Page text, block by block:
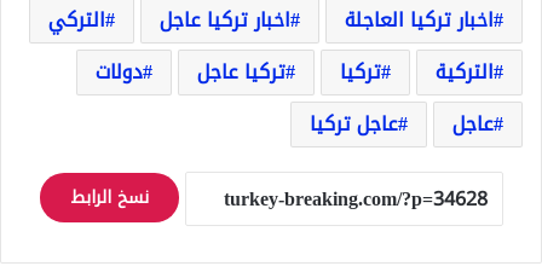
اخبار تركيا العاجلة
اخبار تركيا عاجل
التركي
التركية
تركيا تركيا عاجل
دولات
عاجل
عاجل تركيا
نسخ الرابط